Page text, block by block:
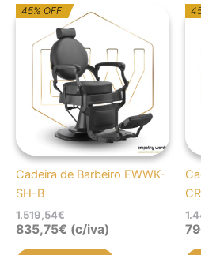
45% OFF
Cadeira de Barbeiro EWWK-
SH-B
1.519,54€
O
preço
original
era:
1.519,54€.
O
preço
atual
835,75€.
835,75€ (c/iva)